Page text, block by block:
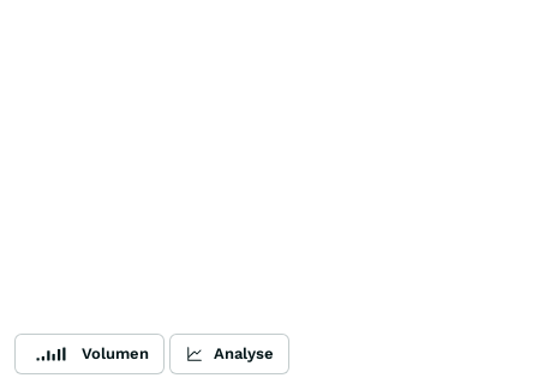
Volumen Analyse